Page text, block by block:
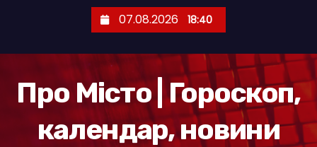
07.08.2026 18:40
Про Місто | Гороскоп,
календар, новини